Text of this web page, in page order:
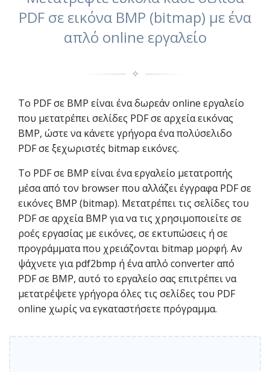
PDF σε εικόνα BMP (bitmap) με ένα
απλό online εργαλείο
✧
Το PDF σε BMP είναι ένα δωρεάν online εργαλείο
που μετατρέπει σελίδες PDF σε αρχεία εικόνας
BMP, ώστε να κάνετε γρήγορα ένα πολύσελιδο
PDF σε ξεχωριστές bitmap εικόνες.
Το PDF σε BMP είναι ένα εργαλείο μετατροπής
μέσα από τον browser που αλλάζει έγγραφα PDF σε
εικόνες BMP (bitmap). Μετατρέπει τις σελίδες του
PDF σε αρχεία BMP για να τις χρησιμοποιείτε σε
ροές εργασίας με εικόνες, σε εκτυπώσεις ή σε
προγράμματα που χρειάζονται bitmap μορφή. Αν
ψάχνετε για pdf2bmp ή ένα απλό converter από
PDF σε BMP, αυτό το εργαλείο σας επιτρέπει να
μετατρέψετε γρήγορα όλες τις σελίδες του PDF
online χωρίς να εγκαταστήσετε πρόγραμμα.